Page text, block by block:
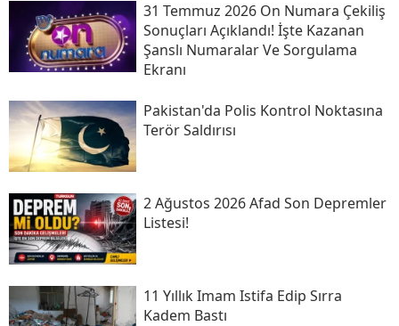
31 Temmuz 2026 On Numara Çekiliş
Sonuçları Açıklandı! İşte Kazanan
Şanslı Numaralar Ve Sorgulama
Ekranı
Pakistan'da Polis Kontrol Noktasına
Terör Saldırısı
2 Ağustos 2026 Afad Son Depremler
Listesi!
11 Yıllık Imam Istifa Edip Sırra
Kadem Bastı